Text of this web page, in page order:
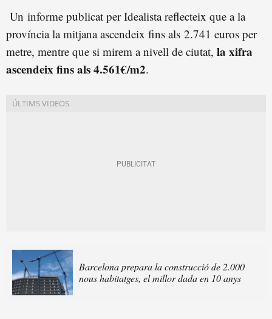
Un informe publicat per Idealista reflecteix que a la
província la mitjana ascendeix fins als 2.741 euros per
metre, mentre que si mirem a nivell de ciutat, la xifra
ascendeix fins als 4.561€/m2.
Barcelona prepara la construcció de 2.000
nous habitatges, el millor dada en 10 anys